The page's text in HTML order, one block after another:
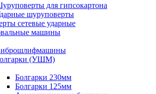
для гипсокартона
шуруповерты
сетевые ударные
машины
(УШМ)
Болгарки 230мм
Болгарки 125мм